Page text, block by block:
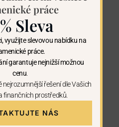
NÁS
práce
Sleva
využijte slevovou nabídku na
práce.
garantuje nejnižší možnou
cenu
nejrozumnější řešení dle Vašich
finančních prostředků.
NÁS